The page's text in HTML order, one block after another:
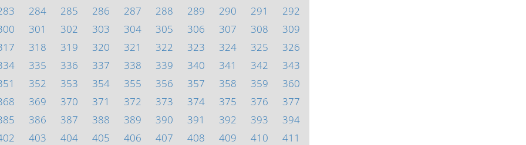
284 285 286 287 288 289 290 291
292
301 302 303 304 305 306 307 308
309
318 319 320 321 322 323 324 325
326
335 336 337 338 339 340 341 342
343
352 353 354 355 356 357 358 359
360
369 370 371 372 373 374 375 376
377
386 387 388 389 390 391 392 393
394
403 404 405 406 407 408 409 410
411